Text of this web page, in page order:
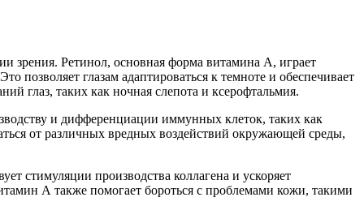
зрения. Ретинол, основная форма витамина А, играет
позволяет глазам адаптироваться к темноте и обеспечивает
глаз, таких как ночная слепота и ксерофтальмия.
и дифференциации иммунных клеток, таких как
от различных вредных воздействий окружающей среды,
стимуляции производства коллагена и ускоряет
А также помогает бороться с проблемами кожи, такими